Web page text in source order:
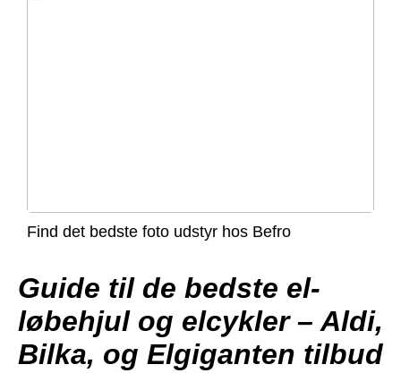
Find det bedste foto udstyr hos Befro
Guide til de bedste el-
løbehjul og elcykler – Aldi,
Bilka, og Elgiganten tilbud